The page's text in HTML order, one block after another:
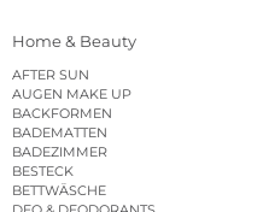
Home & Beauty
AFTER SUN
AUGEN MAKE UP
BACKFORMEN
BADEMATTEN
BADEZIMMER
BESTECK
BETTWÄSCHE